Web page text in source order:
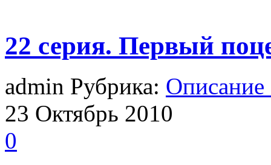
22 серия. Первый
admin Рубрика:
23 Октябрь 2010
0